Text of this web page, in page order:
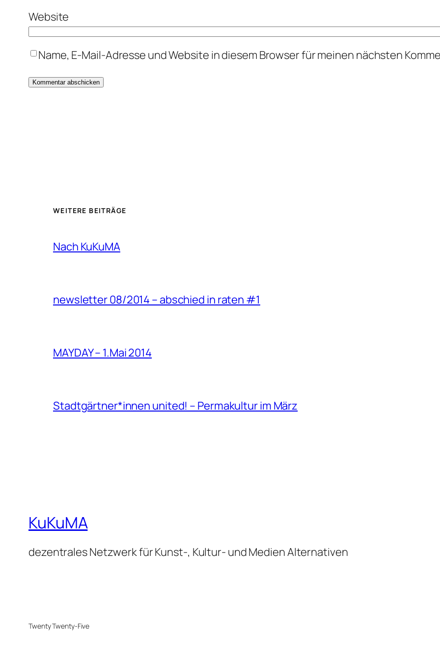
Website
Name, E-Mail-Adresse und Website in diesem Browser für meinen nächsten
WEITERE BEITRÄGE
Nach KuKuMA
newsletter 08/2014 – abschied in raten #1
MAYDAY – 1.Mai 2014
Stadtgärtner*innen united! – Permakultur im März
KuKuMA
dezentrales Netzwerk für Kunst-, Kultur- und Medien Alternativen
Twenty Twenty-Five